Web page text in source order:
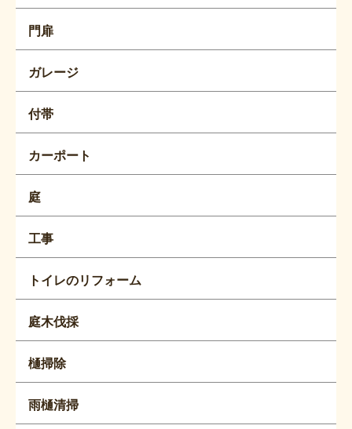
門扉
ガレージ
付帯
カーポート
庭
工事
トイレのリフォーム
庭木伐採
樋掃除
雨樋清掃